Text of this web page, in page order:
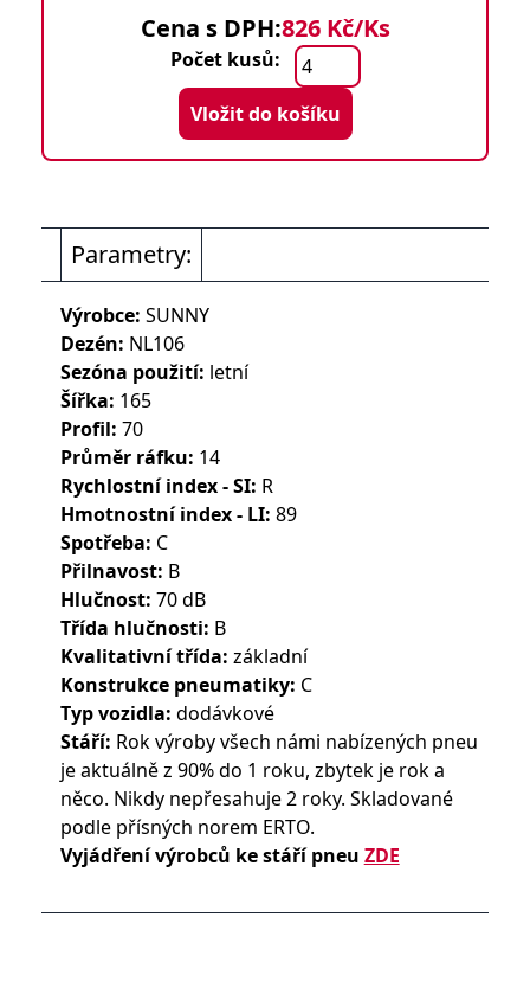
Cena s DPH:826 Kč/Ks
Počet kusů:
Vložit do košíku
Parametry:
Výrobce: SUNNY
Dezén: NL106
Sezóna použití: letní
Šířka: 165
Profil: 70
Průměr ráfku: 14
Rychlostní index - SI: R
Hmotnostní index - LI: 89
Spotřeba: C
Přilnavost: B
Hlučnost: 70 dB
Třída hlučnosti: B
Kvalitativní třída: základní
Konstrukce pneumatiky: C
Typ vozidla: dodávkové
Stáří: Rok výroby všech námi nabízených pneu
je aktuálně z 90% do 1 roku, zbytek je rok a
něco. Nikdy nepřesahuje 2 roky. Skladované
podle přísných norem ERTO.
Vyjádření výrobců ke stáří pneu ZDE